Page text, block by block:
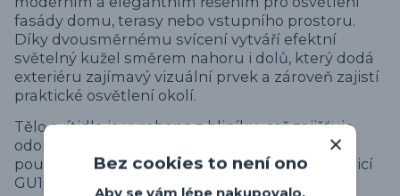
fasády domu, terasy nebo vstupního prostoru.
Díky dvousměrnému svícení vytváří efektní
světelný kužel směrem nahoru i dolů, který dodá
exteriéru zajímavý vizuální prvek a zároveň zajistí
praktické osvětlení okolí.
Tělo svítidla je vyrobeno z hliníku, což zajišťuje
odolnost a dlouhou životnost při venkovním
použití. Svítidlo je určeno pro dvě žárovky s paticí
GU10, takže si můžete zvolit intenzitu i barvu
Bez cookies to není ono
Aby se vám lépe nakupovalo,